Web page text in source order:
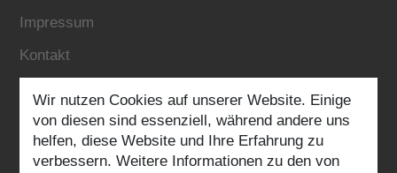
Impressum
Kontakt
Folgen Sie uns:
Wir nutzen Cookies auf unserer Website. Einige
von diesen sind essenziell, während andere uns
helfen, diese Website und Ihre Erfahrung zu
verbessern. Weitere Informationen zu den von